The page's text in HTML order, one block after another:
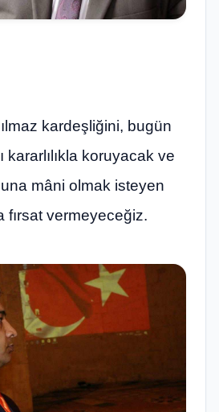
kardeşliğini, bugün
kararlılıkla koruyacak ve
mâni olmak isteyen
fırsat vermeyeceğiz.